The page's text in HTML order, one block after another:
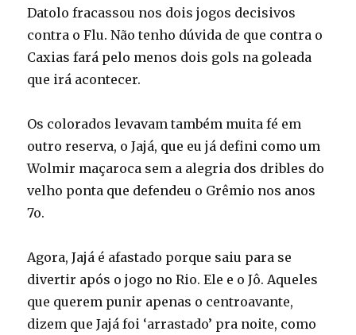
Datolo fracassou nos dois jogos decisivos
contra o Flu. Não tenho dúvida de que contra o
Caxias fará pelo menos dois gols na goleada
que irá acontecer.
Os colorados levavam também muita fé em
outro reserva, o Jajá, que eu já defini como um
Wolmir maçaroca sem a alegria dos dribles do
velho ponta que defendeu o Grêmio nos anos
7o.
Agora, Jajá é afastado porque saiu para se
divertir após o jogo no Rio. Ele e o Jô. Aqueles
que querem punir apenas o centroavante,
dizem que Jajá foi ‘arrastado’ pra noite, como